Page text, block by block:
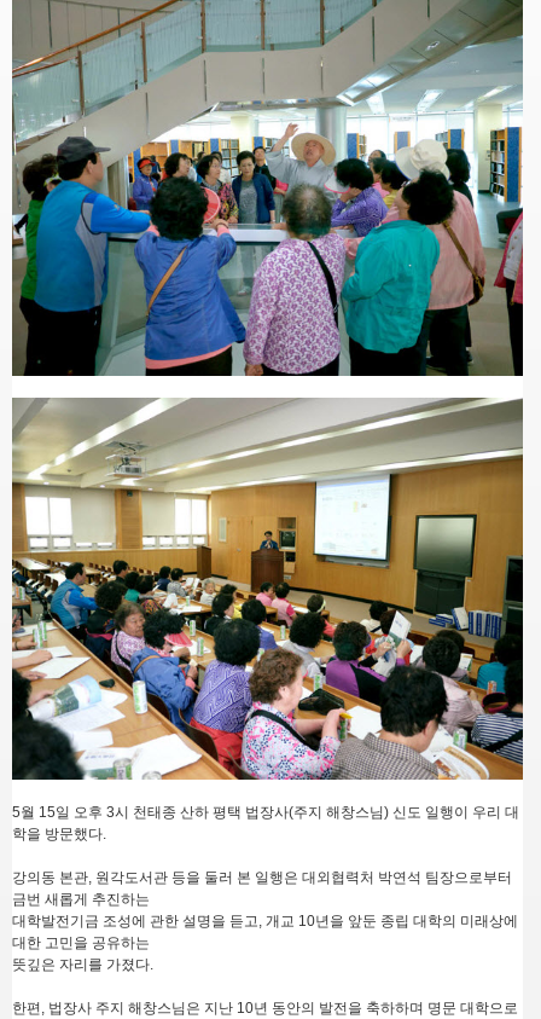
5월 15일 오후 3시 천태종 산하 평택 법장사(주지 해창스님) 신도 일행이 우리 대
학을 방문했다.
강의동 본관, 원각도서관 등을 둘러 본 일행은 대외협력처 박연석 팀장으로부터
금번 새롭게 추진하는
대학발전기금 조성에 관한 설명을 듣고, 개교 10년을 앞둔 종립 대학의 미래상에
대한 고민을 공유하는
뜻깊은 자리를 가졌다.
한편, 법장사 주지 해창스님은 지난 10년 동안의 발전을 축하하며 명문 대학으로